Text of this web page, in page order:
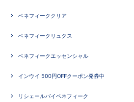
ベネフィーククリア
ベネフィークリュクス
ベネフィークエッセンシャル
インウイ 500円OFFクーポン発券中
リシェールバイベネフィーク